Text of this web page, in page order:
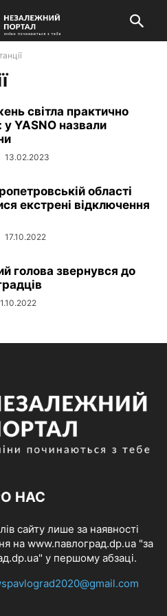
світла практично
у YASNO назвали
13.02.2023
області
екстрені відключення
17.10.2022
голова звернувся до
НАС
сайту лише за наявності
на www.павлоград.dp.ua "за
у першому абзаці.